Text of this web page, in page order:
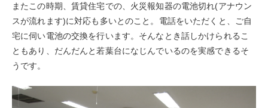
またこの時期、賃貸住宅での、火災報知器の電池切れ(アナウン
スが流れます)に対応も多いとのこと。電話をいただくと、ご自
宅に伺い電池の交換を行います。そんなとき話しかけられるこ
ともあり、だんだんと若葉台になじんでいるのを実感できるそ
うです。